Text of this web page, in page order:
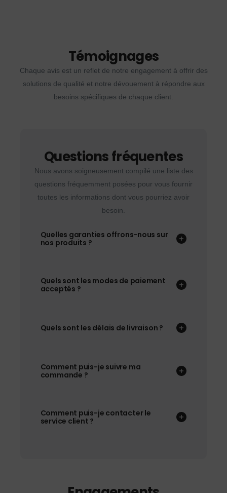
Témoignages
Chaque avis est un reflet de notre engagement à offrir des
solutions de qualité et notre dévouement à répondre aux
besoins spécifiques de chaque client.
Questions fréquentes
Nous avons soigneusement compilé une liste des
questions fréquemment posées pour vous fournir
toutes les informations dont vous pourriez avoir
besoin.
Quelles garanties offrons-nous sur
nos produits ?
Quels sont les modes de paiement
acceptés ?
Quels sont les délais de livraison ?
Comment puis-je suivre ma
commande ?
Comment puis-je contacter le
service client ?